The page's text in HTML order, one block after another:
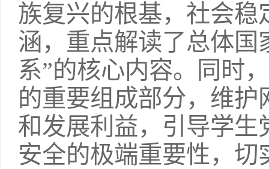
族复兴的根基，社会稳
涵，重点解读了总体国
系”的核心内容。同时
的重要组成部分，维
和发展利益，引导学
安全的极端重要性，